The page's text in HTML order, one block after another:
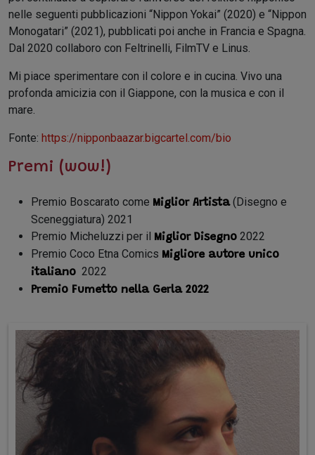
nelle seguenti pubblicazioni “Nippon Yokai” (2020) e “Nippon
Monogatari” (2021), pubblicati poi anche in Francia e Spagna.
Dal 2020 collaboro con Feltrinelli, FilmTV e Linus.
Mi piace sperimentare con il colore e in cucina. Vivo una
profonda amicizia con il Giappone, con la musica e con il
mare.
Fonte: https://nipponbaazar.bigcartel.com/bio
Premi (wow!)
Premio Boscarato come Miglior Artista(Disegno e
Sceneggiatura) 2021
Premio Micheluzzi per il
Miglior Disegno 2022
Premio Coco Etna Comics Migliore autore unico
italiano 2022
Premio Fumetto nella Gerla 2022